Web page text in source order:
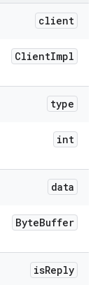
client
ClientImpl
type
int
data
ByteBuffer
isReply